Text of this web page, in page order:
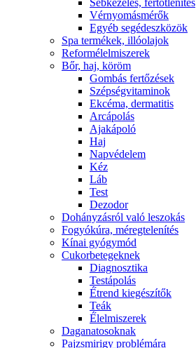
Sebkezelés, fertőtlenítés
Vérnyomásmérők
Egyéb segédeszközök
Spa termékek, illóolajok
Reformélelmiszerek
Bőr, haj, köröm
Gombás fertőzések
Szépségvitaminok
Ekcéma, dermatitis
Arcápolás
Ajakápoló
Haj
Napvédelem
Kéz
Láb
Test
Dezodor
Dohányzásról való leszokás
Fogyókúra, méregtelenítés
Kínai gyógymód
Cukorbetegeknek
Diagnosztika
Testápolás
É́trend kiegészítők
Teák
É́lelmiszerek
Daganatosoknak
Pajzsmirigy problémára